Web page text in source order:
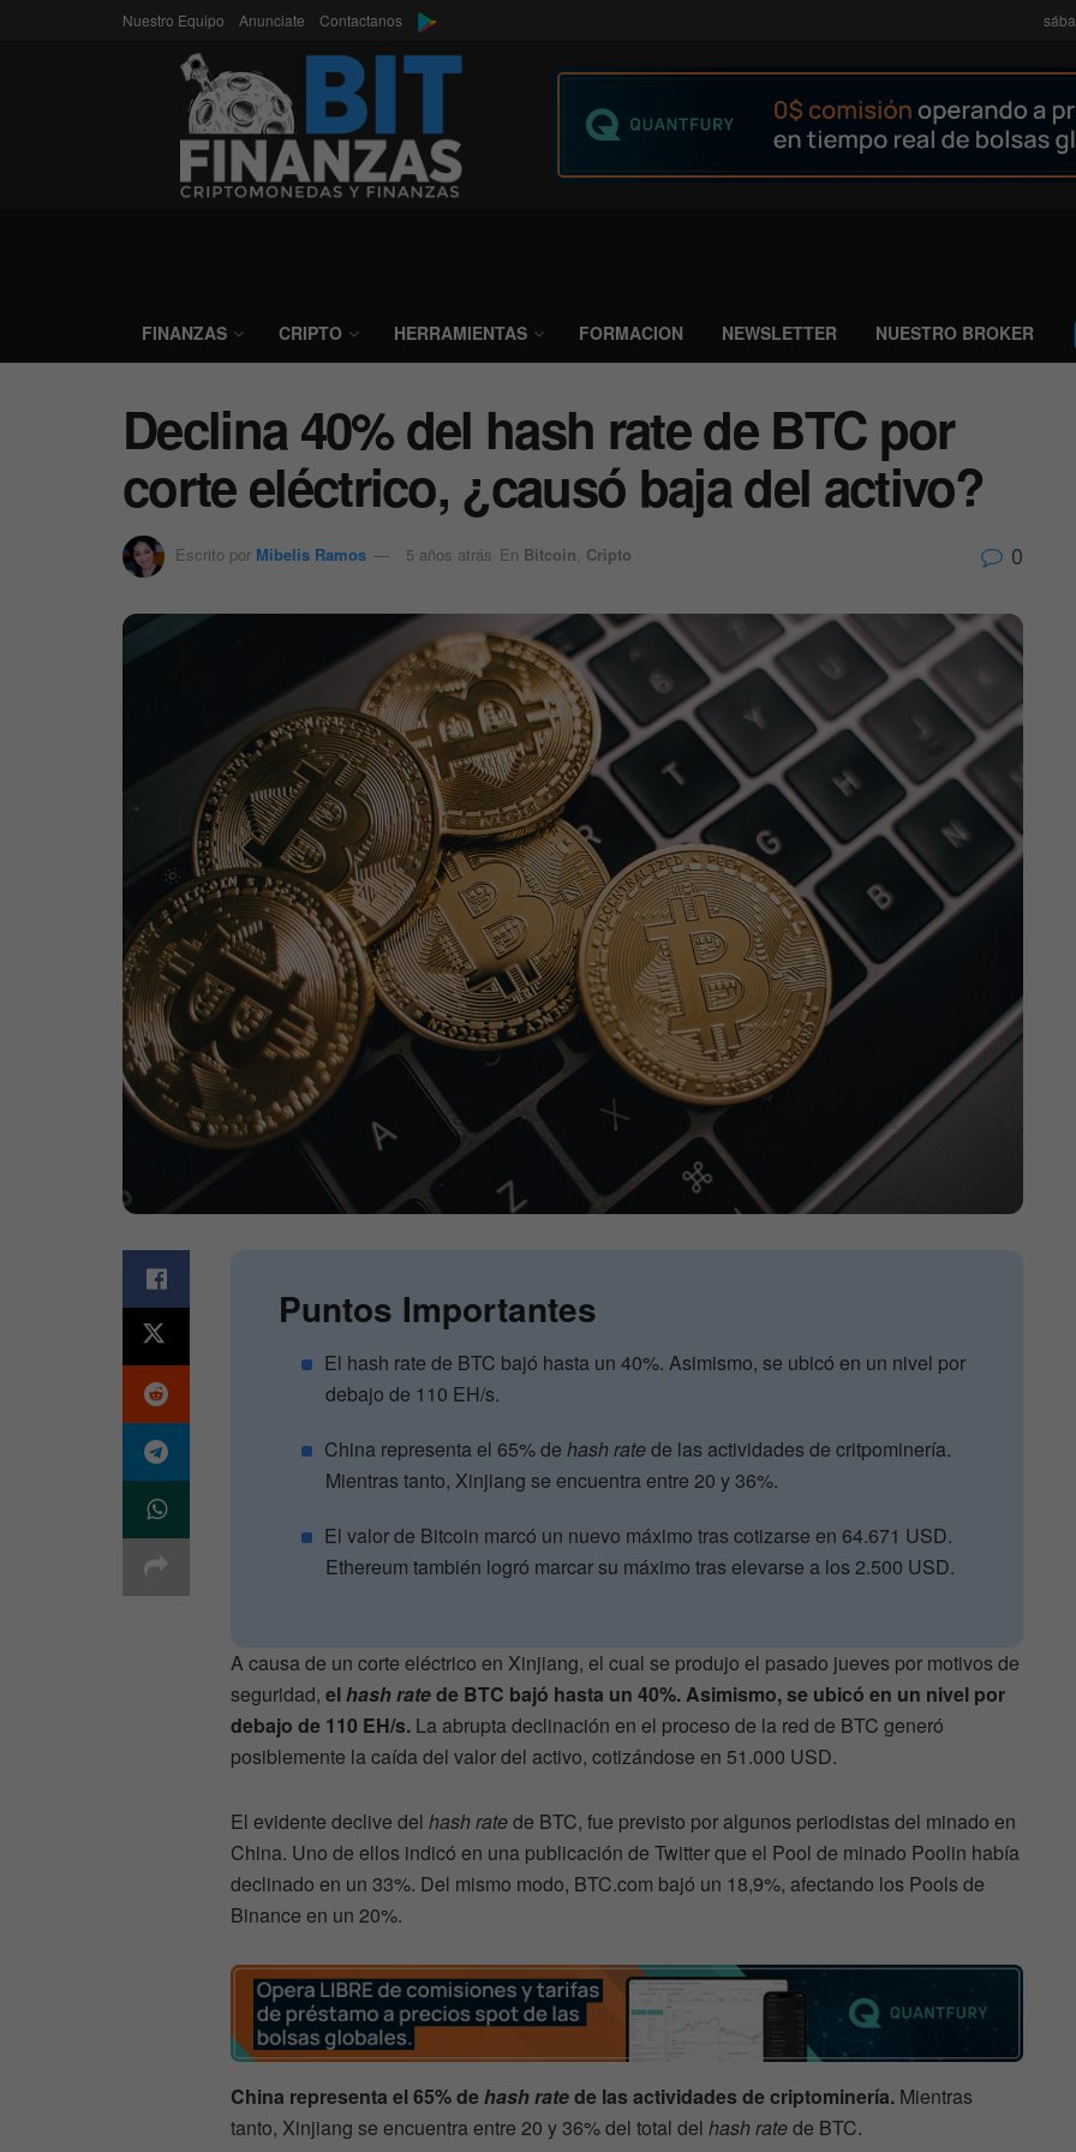
Nuestro Equipo Anunciate Contactanos
FINANZAS CRIPTO HERRAMIENTAS FORMACION NEWSLETTER NUESTRO BROKER
Declina 40% del hash rate de BTC por
corte eléctrico, ¿causó baja del activo?
Escrito por Mibelis Ramos 5 años atrás En Bitcoin Cripto 0
Puntos Importantes
El hash rate de BTC bajó hasta un 40%. Asimismo, se ubicó en un nivel por
debajo de 110 EH/s.
China representa el 65% dehash ratede las actividades de critpominería.
Mientras tanto, Xinjiang se encuentra entre 20 y 36%.
El valor de Bitcoin marcó un nuevo máximo tras cotizarse en 64.671 USD.
Ethereum también logró marcar su máximo tras elevarse a los 2.500 USD.
A causa de un corte eléctrico en Xinjiang, el cual se produjo el pasado jueves por motivos de
seguridad, elhash ratede BTC bajó hasta un 40%. Asimismo,se ubicó en un nivel por
debajo de 110 EH/s. La abrupta declinación en el proceso de la red de BTC generó
posiblemente la caída del valor del activo, cotizándose en 51.000 USD.
El evidente declive del hash ratede BTC, fue previsto por algunos periodistas del minado en
China. Uno de ellos indicó en una publicación de Twitter que el Pool de minado Poolin había
declinado en un 33%. Del mismo modo, BTC.com bajó un 18,9%, afectando los Pools de
Binance en un 20%.
China representa el 65% dehash ratede las actividades de criptominería. Mientras
tanto, Xinjiang se encuentra entre 20 y 36% del total del hash ratede BTC.